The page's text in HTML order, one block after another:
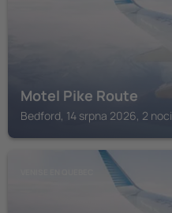
Motel Pike Route
Bedford, 14 srpna 2026, 2 noci